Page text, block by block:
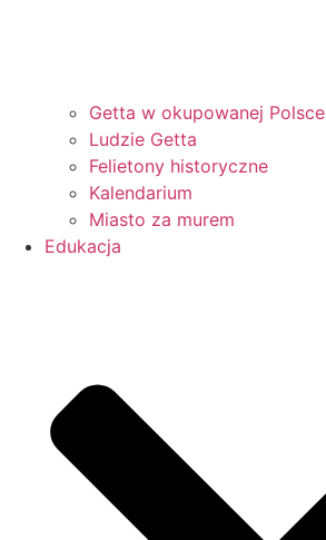
Getta w okupowanej Polsce
Ludzie Getta
Felietony historyczne
Kalendarium
Miasto za murem
Edukacja